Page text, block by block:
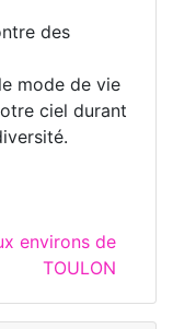
des
mode de vie
ciel durant
environs de
TOULON